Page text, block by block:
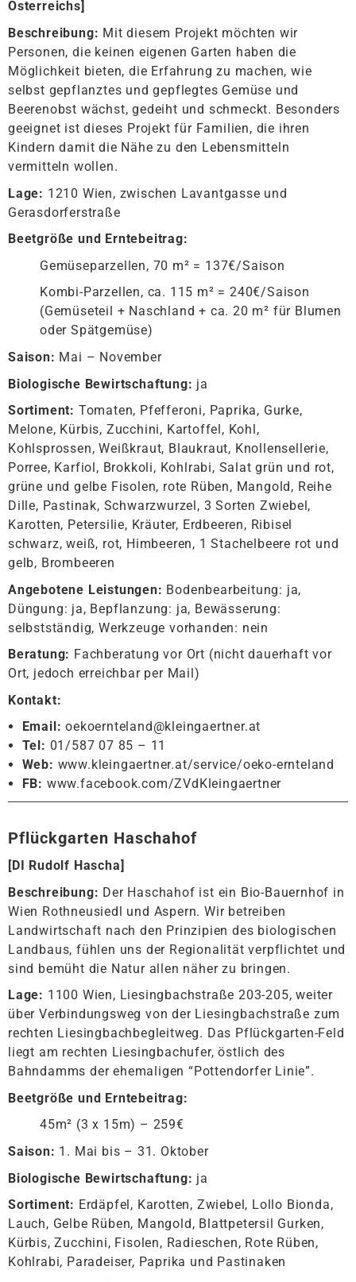
Österreichs]
Beschreibung: Mit diesem Projekt möchten wir
Personen, die keinen eigenen Garten haben die
Möglichkeit bieten, die Erfahrung zu machen, wie
selbst gepflanztes und gepflegtes Gemüse und
Beerenobst wächst, gedeiht und schmeckt. Besonders
geeignet ist dieses Projekt für Familien, die ihren
Kindern damit die Nähe zu den Lebensmitteln
vermitteln wollen.
Lage: 1210 Wien, zwischen Lavantgasse und
Gerasdorferstraße
Beetgröße und Erntebeitrag:
Gemüseparzellen, 70 m² = 137€/Saison
Kombi-Parzellen, ca. 115 m² = 240€/Saison
(Gemüseteil + Naschland + ca. 20 m² für Blumen
oder Spätgemüse)
Saison: Mai – November
Biologische Bewirtschaftung: ja
Sortiment: Tomaten, Pfefferoni, Paprika, Gurke,
Melone, Kürbis, Zucchini, Kartoffel, Kohl,
Kohlsprossen, Weißkraut, Blaukraut, Knollensellerie,
Porree, Karfiol, Brokkoli, Kohlrabi, Salat grün und rot,
grüne und gelbe Fisolen, rote Rüben, Mangold, Reihe
Dille, Pastinak, Schwarzwurzel, 3 Sorten Zwiebel,
Karotten, Petersilie, Kräuter, Erdbeeren, Ribisel
schwarz, weiß, rot, Himbeeren, 1 Stachelbeere rot und
gelb, Brombeeren
Angebotene Leistungen: Bodenbearbeitung: ja,
Düngung: ja, Bepflanzung: ja, Bewässerung:
selbstständig, Werkzeuge vorhanden: nein
Beratung: Fachberatung vor Ort (nicht dauerhaft vor
Ort, jedoch erreichbar per Mail)
Kontakt:
Email: oekoernteland@kleingaertner.at
Tel: 01/587 07 85 – 11
Web: www.kleingaertner.at/service/oeko-ernteland
FB: www.facebook.com/ZVdKleingaertner
Pflückgarten Haschahof
[DI Rudolf Hascha]
Beschreibung: Der Haschahof ist ein Bio-Bauernhof in
Wien Rothneusiedl und Aspern. Wir betreiben
Landwirtschaft nach den Prinzipien des biologischen
Landbaus, fühlen uns der Regionalität verpflichtet und
sind bemüht die Natur allen näher zu bringen.
Lage: 1100 Wien, Liesingbachstraße 203-205, weiter
über Verbindungsweg von der Liesingbachstraße zum
rechten Liesingbachbegleitweg. Das Pflückgarten-Feld
liegt am rechten Liesingbachufer, östlich des
Bahndamms der ehemaligen “Pottendorfer Linie”.
Beetgröße und Erntebeitrag:
45m² (3 x 15m) – 259€
Saison: 1. Mai bis – 31. Oktober
Biologische Bewirtschaftung: ja
Sortiment: Erdäpfel, Karotten, Zwiebel, Lollo Bionda,
Lauch, Gelbe Rüben, Mangold, Blattpetersil Gurken,
Kürbis, Zucchini, Fisolen, Radieschen, Rote Rüben,
Kohlrabi, Paradeiser, Paprika und Pastinaken